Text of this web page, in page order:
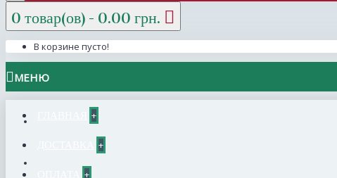
0 товар(ов) - 0.00 грн.
В корзине пусто!
МЕНЮ
+
+
+